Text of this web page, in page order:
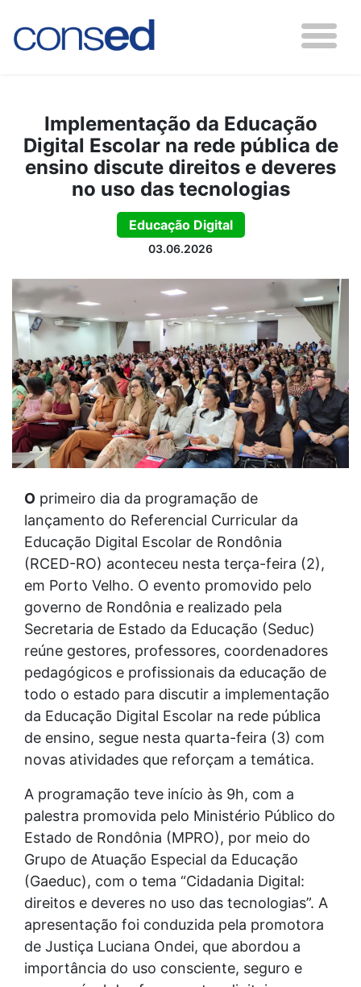
Implementação da Educação
Digital Escolar na rede pública de
ensino discute direitos e deveres
no uso das tecnologias
Educação Digital
03.06.2026
O primeiro dia da programação de
lançamento do Referencial Curricular da
Educação Digital Escolar de Rondônia
(RCED-RO) aconteceu nesta terça-feira (2),
em Porto Velho. O evento promovido pelo
governo de Rondônia e realizado pela
Secretaria de Estado da Educação (Seduc)
reúne gestores, professores, coordenadores
pedagógicos e profissionais da educação de
todo o estado para discutir a implementação
da Educação Digital Escolar na rede pública
de ensino, segue nesta quarta-feira (3) com
novas atividades que reforçam a temática.
A programação teve início às 9h, com a
palestra promovida pelo Ministério Público do
Estado de Rondônia (MPRO), por meio do
Grupo de Atuação Especial da Educação
(Gaeduc), com o tema “Cidadania Digital:
direitos e deveres no uso das tecnologias”. A
apresentação foi conduzida pela promotora
de Justiça Luciana Ondei, que abordou a
importância do uso consciente, seguro e